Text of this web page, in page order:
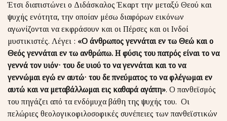
Έτσι διαπιστώνει ο Διδάσκαλος Έκαρτ την μεταξύ Θεού και
ψυχής ενότητα, την οποίαν μέσω διαφόρων εικόνων
αγωνίζονται να εκφράσουν και οι Πέρσες και οι Ινδοί
μυστικιστές. Λέγει : «Ο άνθρωπος γεννάται εν τω Θεώ και ο
Θεός γεννάται εν τω ανθρώπω. Η φύσις του πατρός είναι το να
γεννά τον υιόν· του δε υιού το να γεννάται και το να
γεννώμαι εγώ εν αυτώ· του δε πνεύματος το να φλέγωμαι εν
αυτώ και να μεταβάλλωμαι εις καθαρά αγάπη». Ο πανθεϊσμός
του πηγάζει από τα ενδόμυχα βάθη της ψυχής του. Οι
πελώριες θεολογικοφιλοσοφικές συνέπειες των πανθεϊστικών